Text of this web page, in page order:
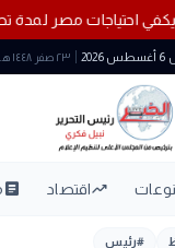
يكفي
٢٣ صفر ١٤٤٨ هـ
trending_upاقتصاد article
#رئيس